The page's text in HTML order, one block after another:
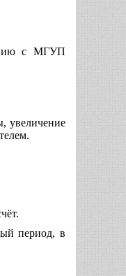
с МГУП
увеличение
период, в